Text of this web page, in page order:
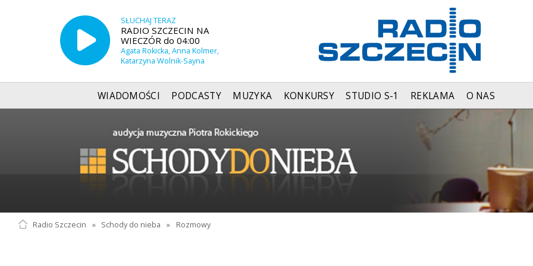
SŁUCHAJ TERAZ
RADIO SZCZECIN NA
WIECZÓR do 04:00
Agata Rokicka, Anna Kolmer,
Katarzyna Wolnik-Sayna
WIADOMOŚCI PODCASTY MUZYKA KONKURSY STUDIO S-1 REKLAMA O NAS
Radio Szczecin » Schody do nieba » Rozmowy